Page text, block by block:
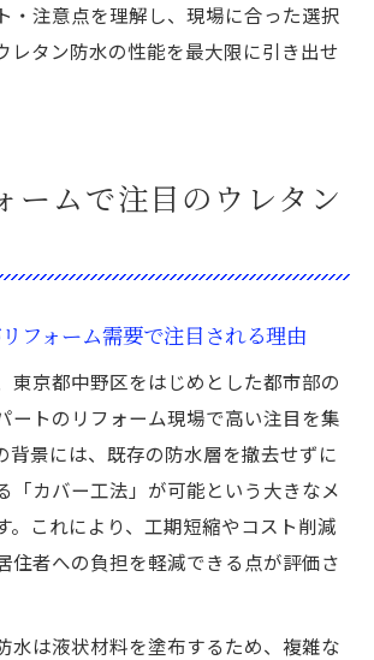
・注意点を理解し、現場に合った選択
レタン防水の性能を最大限に引き出せ
ームで注目のウレタン
フォーム需要で注目される理由
東京都中野区をはじめとした都市部の
ートのリフォーム現場で高い注目を集
背景には、既存の防水層を撤去せずに
「カバー工法」が可能という大きなメ
。これにより、工期短縮やコスト削減
住者への負担を軽減できる点が評価さ
水は液状材料を塗布するため、複雑な